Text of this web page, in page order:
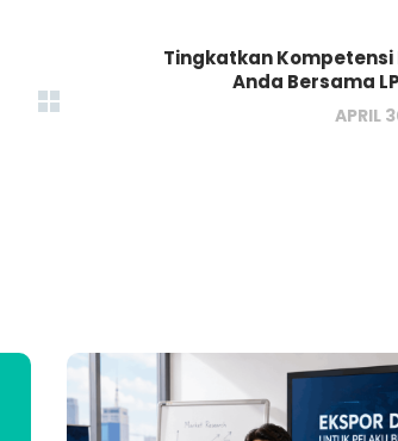
Tingkatkan Kompetensi
Anda Bersama
APRIL